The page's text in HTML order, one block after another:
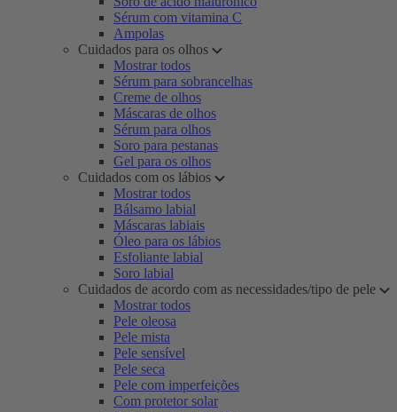
Sérum com vitamina C
Ampolas
Cuidados para os olhos
Mostrar todos
Sérum para sobrancelhas
Creme de olhos
Máscaras de olhos
Sérum para olhos
Soro para pestanas
Gel para os olhos
Cuidados com os lábios
Mostrar todos
Bálsamo labial
Máscaras labiais
Óleo para os lábios
Esfoliante labial
Soro labial
Cuidados de acordo com as necessidades/tipo de pele
Mostrar todos
Pele oleosa
Pele mista
Pele sensível
Pele seca
Pele com imperfeições
Com protetor solar